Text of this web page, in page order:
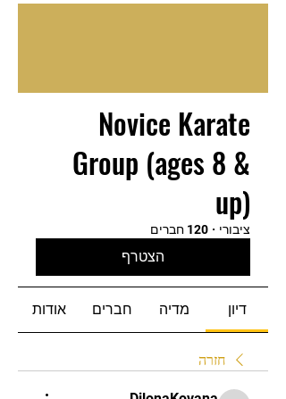
Novice Karate
Group (ages 8 &
up)
ציבורי · 120 חברים
הצטרף
דיון מדיה חברים אודות
חזרה